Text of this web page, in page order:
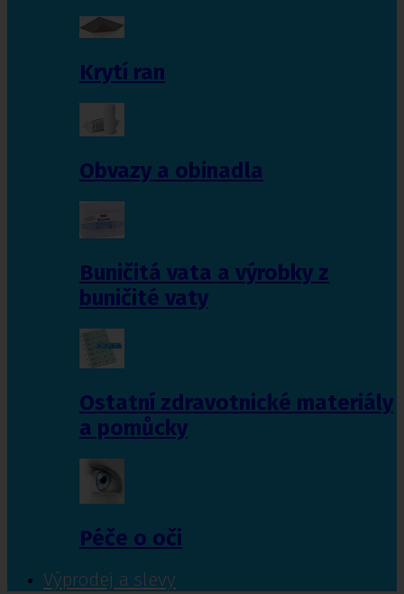
Krytí ran
Obvazy a obinadla
Buničitá vata a výrobky z
buničité vaty
Ostatní zdravotnické materiály
a pomůcky
Péče o oči
Výprodej a slevy